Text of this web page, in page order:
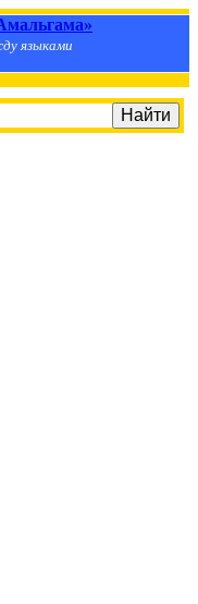
языками